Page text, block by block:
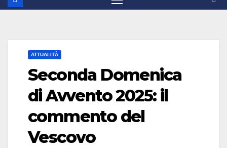
ATTUALITÀ
Seconda Domenica
di Avvento 2025: il
commento del
Vescovo